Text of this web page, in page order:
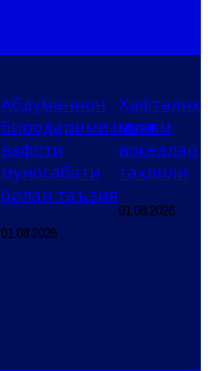
Абдуманнон
биродаримизнинг
вафоти
муносабати
билан таъзия
01.08.2026
Ҳафталик
муҳим
воқеалар
таҳлили
01.08.2026